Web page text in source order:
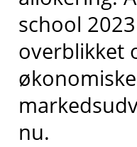
school
overblikket
nu.